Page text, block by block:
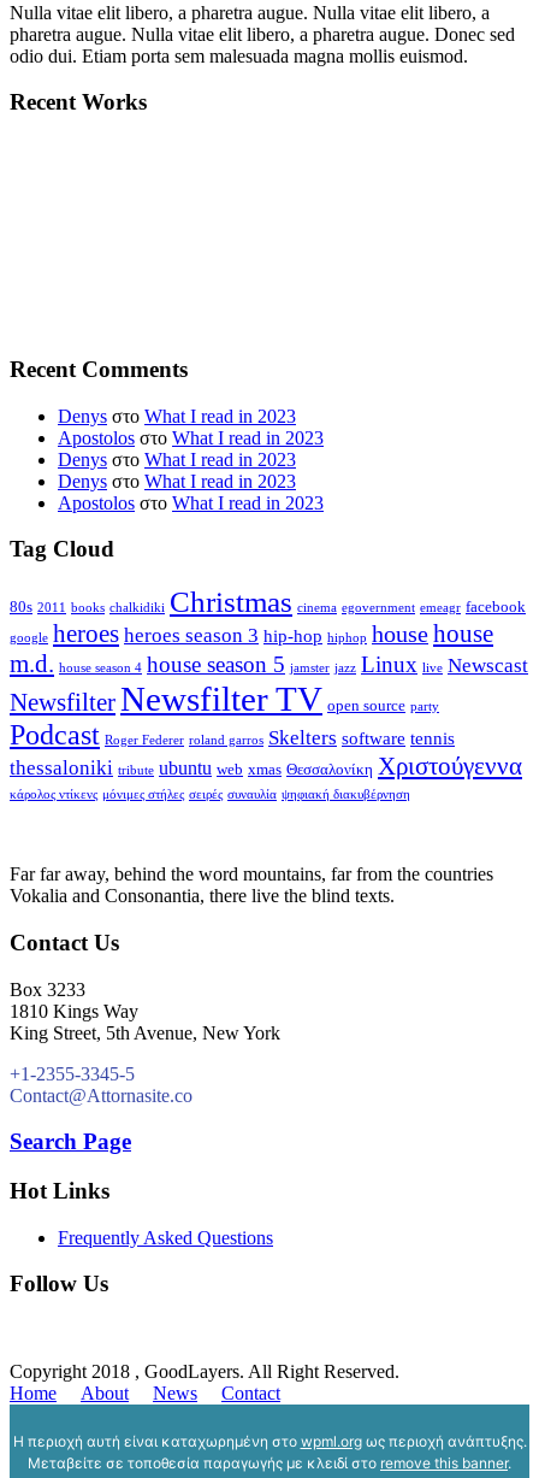
Nulla vitae elit libero, a pharetra augue. Nulla vitae elit libero, a
pharetra augue. Nulla vitae elit libero, a pharetra augue. Donec sed
odio dui. Etiam porta sem malesuada magna mollis euismod.
Recent Works
Recent Comments
Denys στο What I read in 2023
Apostolos στο What I read in 2023
Denys στο What I read in 2023
Denys στο What I read in 2023
Apostolos στο What I read in 2023
Tag Cloud
80s 2011 books chalkidiki Christmas cinema egovernment emeagr facebook
google heroes heroes season 3 hip-hop hiphop househouse
m.d. house season 4 house season 5 jamster jazz Linux live Newscast
NewsfilterNewsfilter TV open source party
Podcast Roger Federer roland garros Skelters software tennis
thessaloniki tribute ubuntu web xmas Θεσσαλονίκη Χριστούγεννα
κάρολος ντίκενς μόνιμες στήλες σειρές συναυλία ψηφιακή διακυβέρνηση
Far far away, behind the word mountains, far from the countries
Vokalia and Consonantia, there live the blind texts.
Contact Us
Box 3233
1810 Kings Way
King Street, 5th Avenue, New York
+1-2355-3345-5
Contact@Attornasite.co
Search Page
Hot Links
Frequently Asked Questions
Follow Us
Copyright 2018 , GoodLayers. All Right Reserved.
Home
About News Contact
Η περιοχή αυτή είναι καταχωρημένη στο wpml.orgως περιοχή ανάπτυξης.
Μεταβείτε σε τοποθεσία παραγωγής με κλειδί στο remove this banner.